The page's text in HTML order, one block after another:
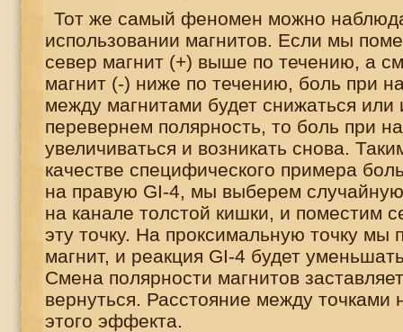
Тот же самый феномен можно
использовании магнитов. Если мы
север магнит (+) выше по течению, а
магнит (-) ниже по течению, боль при
между магнитами будет снижаться
перевернем полярность, то боль при
увеличиваться и возникать снова.
качестве специфического примера
на правую GI-4, мы выберем
на канале толстой кишки, и поместим
эту точку. На проксимальную точку
магнит, и реакция GI-4 будет
Смена полярности магнитов
вернуться. Расстояние между точками
этого эффекта.